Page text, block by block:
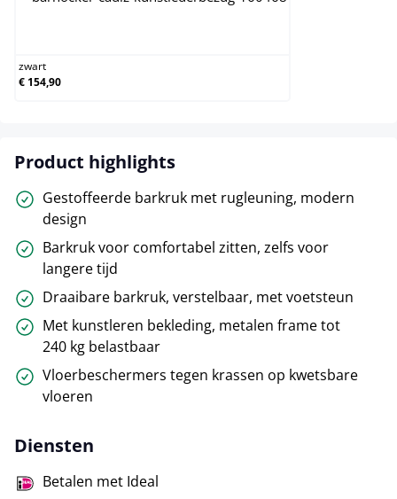
zwart
€ 154,90
Product highlights
Gestoffeerde barkruk met rugleuning, modern
design
Barkruk voor comfortabel zitten, zelfs voor
langere tijd
Draaibare barkruk, verstelbaar, met voetsteun
Met kunstleren bekleding, metalen frame tot
240 kg belastbaar
Vloerbeschermers tegen krassen op kwetsbare
vloeren
Diensten
Betalen met Ideal